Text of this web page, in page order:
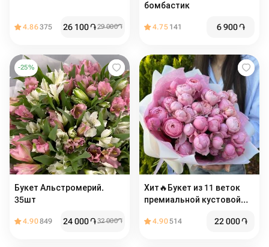
4.86375 26 100֏29 000֏
бомбастик
4.75 141 6 900֏
-25%
Букет Альстромерий.
35шт
4.90849 24 000֏32 000֏
Хит🔥Букет из 11 веток
премиальной кустовой
4.90514 22 000֏